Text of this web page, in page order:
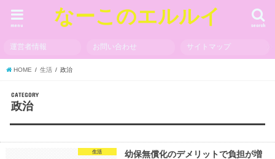
なーこのエルルイ search
menu
運営者情報 お問い合わせ サイトマップ
HOME 生活 政治
CATEGORY
政治
生活
幼保無償化のデメリットで負担が増